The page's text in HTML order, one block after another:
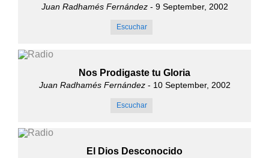
Juan Radhamés Fernández- 9 September, 2002
Escuchar
Nos Prodigaste tu Gloria
Juan Radhamés Fernández- 10 September, 2002
Escuchar
El Dios Desconocido